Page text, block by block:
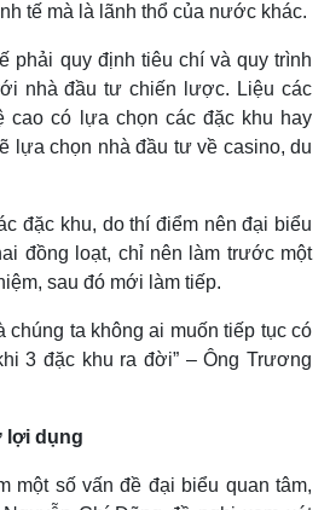
tế mà là lãnh thổ của nước khác.
phải quy định tiêu chí và quy trình
nhà đầu tư chiến lược. Liệu các
cao có lựa chọn các đặc khu hay
lựa chọn nhà đầu tư về casino, du
đặc khu, do thí điểm nên đại biểu
đồng loạt, chỉ nên làm trước một
sau đó mới làm tiếp.
chúng ta không ai muốn tiếp tục có
3 đặc khu ra đời” – Ông Trương
lợi dụng
một số vấn đề đại biểu quan tâm,